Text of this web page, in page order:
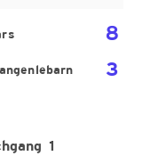
8
3
1